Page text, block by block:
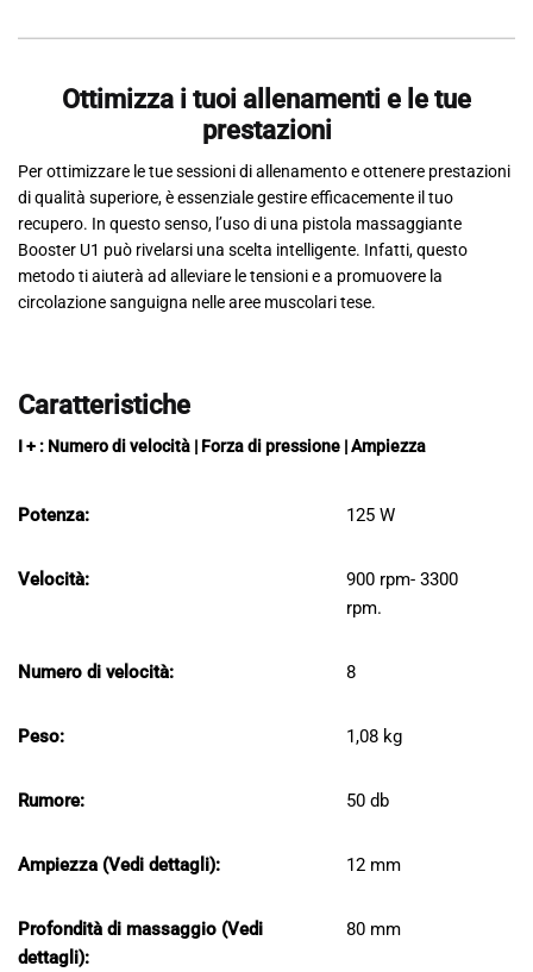
Ottimizza i tuoi allenamenti e le tue
prestazioni
Per ottimizzare le tue sessioni di allenamento e ottenere prestazioni
di qualità superiore, è essenziale gestire efficacemente il tuo
recupero. In questo senso, l’uso di una pistola massaggiante
Booster U1 può rivelarsi una scelta intelligente. Infatti, questo
metodo ti aiuterà ad alleviare le tensioni e a promuovere la
circolazione sanguigna nelle aree muscolari tese.
Caratteristiche
I + : Numero di velocità | Forza di pressione | Ampiezza
Potenza: 125 W
Velocità:
900 rpm- 3300
rpm.
Numero di velocità: 8
Peso: 1,08 kg
Rumore: 50 db
Ampiezza (Vedi dettagli): 12 mm
Profondità di massaggio (Vedi
dettagli):
80 mm